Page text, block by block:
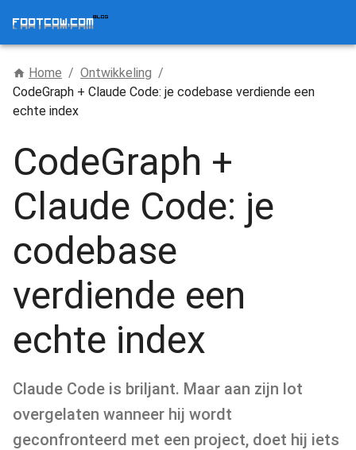
Home / Ontwikkeling /
CodeGraph + Claude Code: je codebase verdiende een
echte index
CodeGraph +
Claude Code: je
codebase
verdiende een
echte index
Claude Code is briljant. Maar aan zijn lot
overgelaten wanneer hij wordt
geconfronteerd met een project, doet hij iets